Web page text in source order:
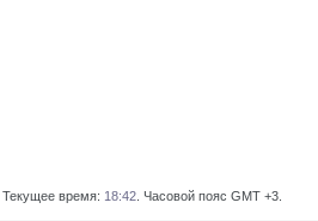
Текущее время: 18:42 . Часовой пояс GMT +3.